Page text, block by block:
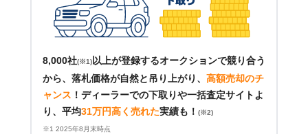
8,000社(※1) 以上が登録するオークションで競り合う
から、落札価格が自然と吊り上がり、 高額売却のチ
ャンス ！ ディーラーでの下取りや一括査定サイトよ
り、平均31万円高く売れた実績も！ (※2)
※1 2025年8月末時点